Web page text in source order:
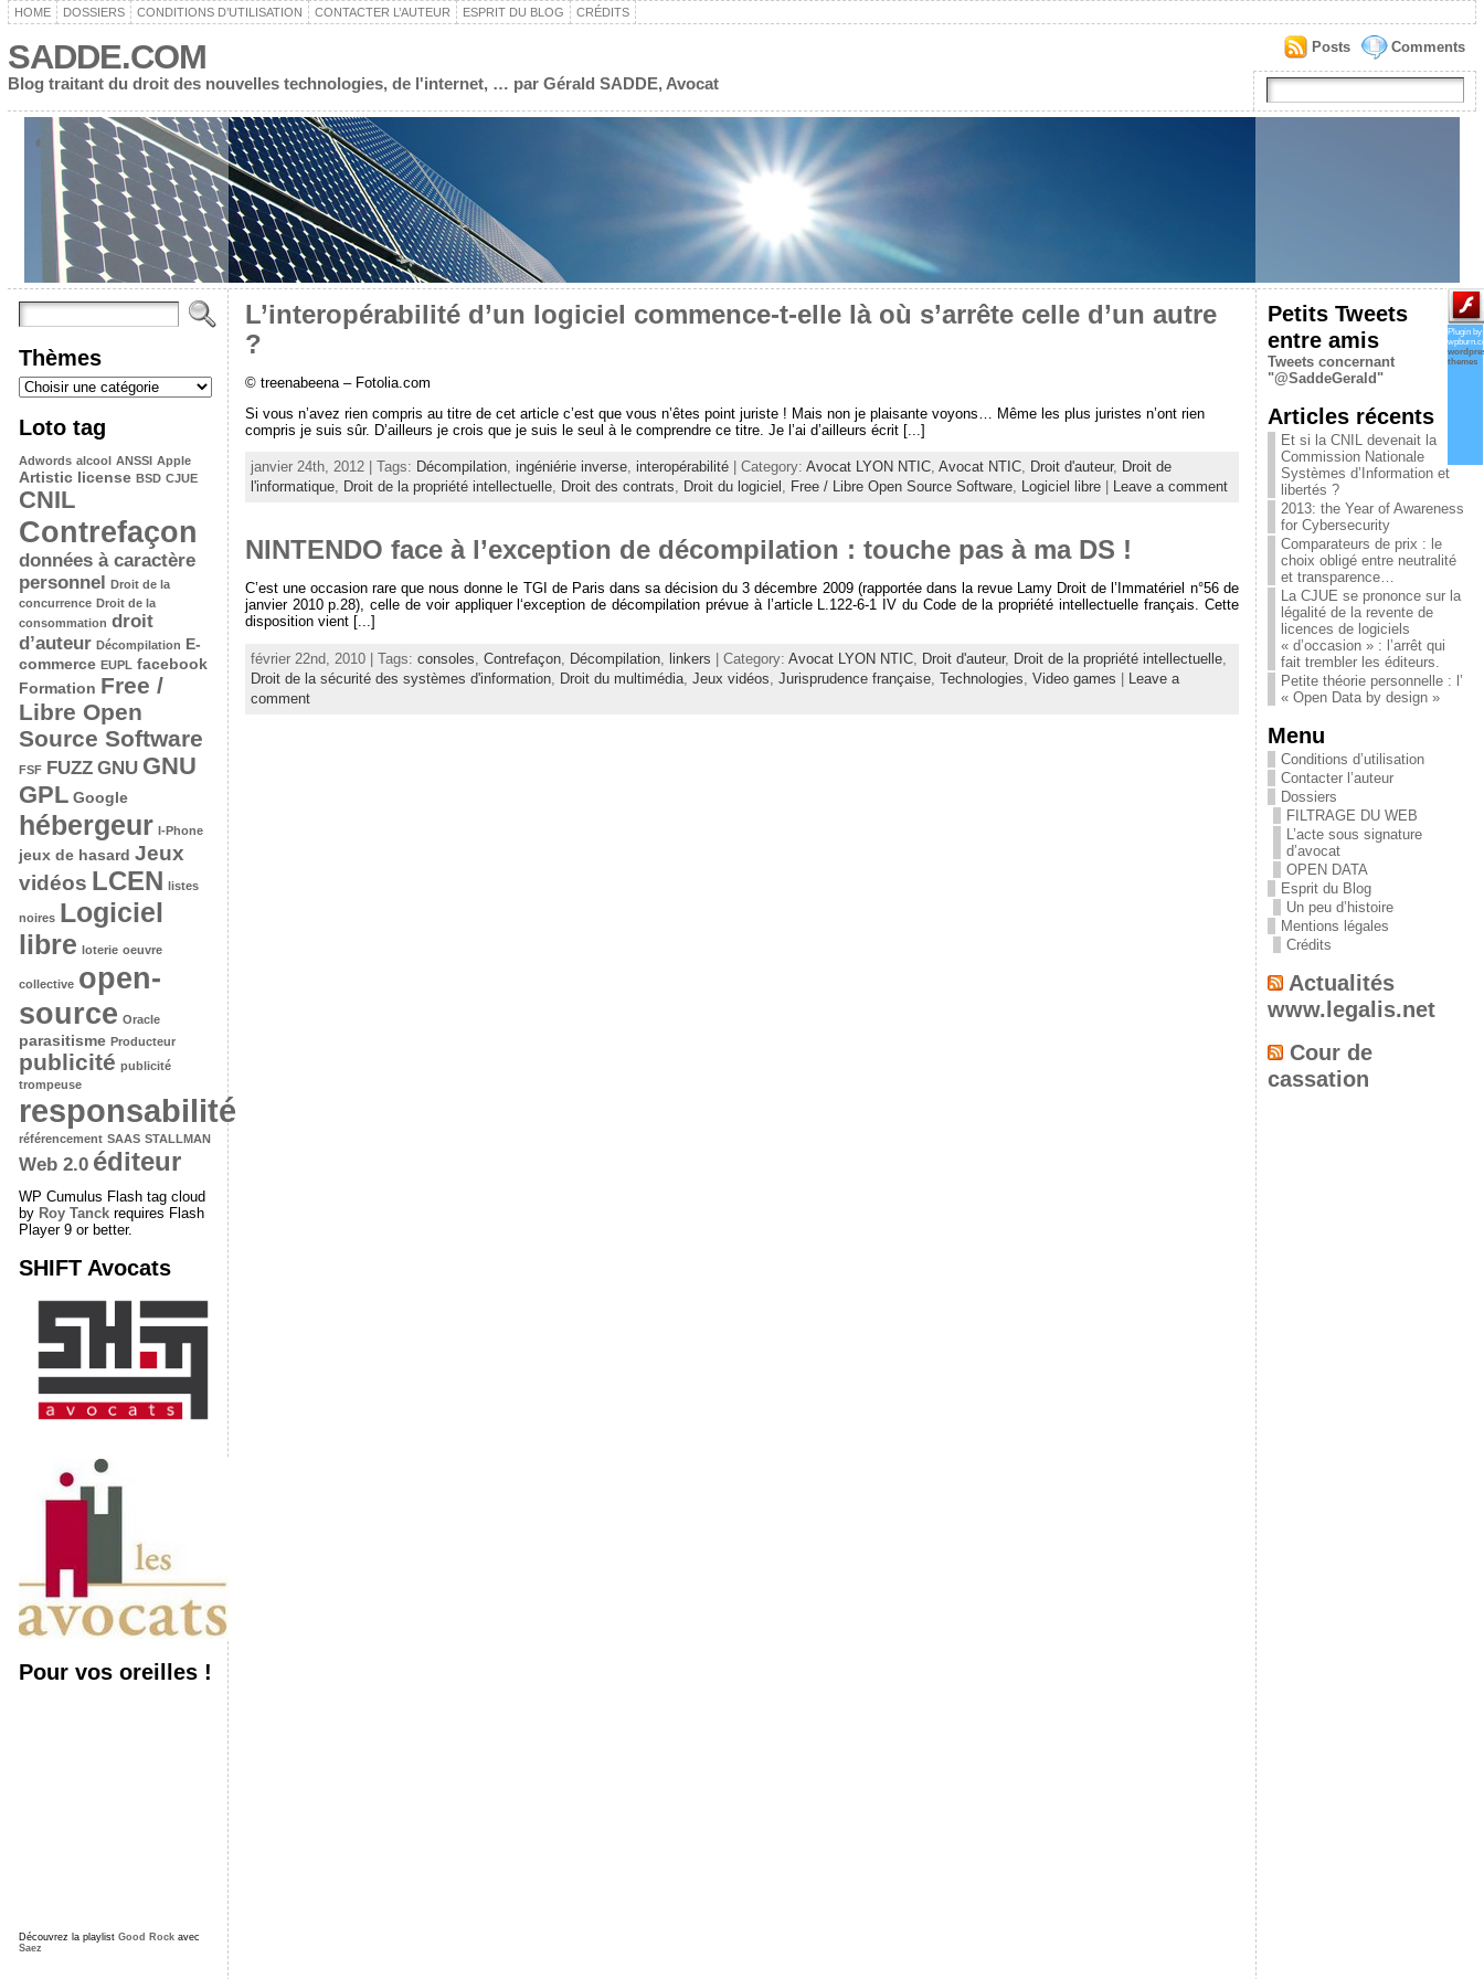
HOME DOSSIERS CONDITIONS D’UTILISATION CONTACTER L’AUTEUR ESPRIT DU BLOG CRÉDITS
SADDE.COM
Blog traitant du droit des nouvelles technologies, de l'internet, … par Gérald SADDE, Avocat
Comments
Posts
Thèmes
Loto tag
Adwords alcool ANSSI Apple
Artistic license BSD CJUE
CNIL
Contrefaçon
données à caractère
personnel Droit de la
concurrence Droit de la
consommation droit
d’auteur Décompilation E-
commerce EUPL facebook
Formation Free /
Libre Open
Source Software
FSF FUZZ GNU GNU
GPL Google
hébergeur I-Phone
jeux de hasard Jeux
vidéos LCEN listes
noires Logiciel
libre loterie oeuvre
collective open-
source Oracle
parasitisme Producteur
publicité publicité
trompeuse
responsabilité
référencement SAAS STALLMAN
Web 2.0 éditeur
WP Cumulus Flash tag cloud
by Roy Tanckrequires Flash
Player 9 or better.
SHIFT Avocats
Pour vos oreilles !
Découvrez la playlist Good Rockavec
Saez
L’interopérabilité d’un logiciel commence-t-elle là où s’arrête celle d’un autre
?
© treenabeena – Fotolia.com
Si vous n’avez rien compris au titre de cet article c’est que vous n’êtes point juriste ! Mais non je plaisante voyons… Même les plus juristes n’ont rien
compris je suis sûr. D’ailleurs je crois que je suis le seul à le comprendre ce titre. Je l’ai d’ailleurs écrit [...]
janvier 24th, 2012 | Tags: Décompilation, ingéniérie inverse, interopérabilité| Category: Avocat LYON NTIC, Avocat NTIC, Droit d'auteur, Droit de
l'informatique, Droit de la propriété intellectuelle, Droit des contrats, Droit du logiciel , Free / Libre Open Source Software, Logiciel libre| Leave a comment
NINTENDO face à l’exception de décompilation : touche pas à ma DS !
C’est une occasion rare que nous donne le TGI de Paris dans sa décision du 3 décembre 2009 (rapportée dans la revue Lamy Droit de l’Immatériel n°56 de
janvier 2010 p.28), celle de voir appliquer l‘exception de décompilation prévue à l’article L.122-6-1 IV du Code de la propriété intellectuelle français. Cette
disposition vient [...]
février 22nd, 2010 | Tags: consoles Contrefaçon, Décompilation, linkers | Category: Avocat LYON NTIC, Droit d'auteur, Droit de la propriété intellectuelle,
Droit de la sécurité des systèmes d'information, Droit du multimédia, Jeux vidéos Jurisprudence française, Technologies Video games
Leave a
comment
Plugin by
themes
Petits Tweets
entre amis
Tweets concernant
"@SaddeGerald"
Articles récents
Et si la CNIL devenait la
Commission Nationale
Systèmes d’Information et
libertés ?
2013: the Year of Awareness
for Cybersecurity
Comparateurs de prix : le
choix obligé entre neutralité
et transparence…
La CJUE se prononce sur la
légalité de la revente de
licences de logiciels
« d’occasion » : l’arrêt qui
fait trembler les éditeurs.
Petite théorie personnelle : l’
« Open Data by design »
Menu
Conditions d’utilisation
Contacter l’auteur
Dossiers
FILTRAGE DU WEB
L’acte sous signature
d’avocat
OPEN DATA
Esprit du Blog
Un peu d’histoire
Mentions légales
Crédits
Actualités
www.legalis.net
Cour de
cassation